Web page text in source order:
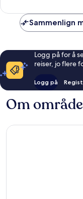
Sammenlign
Logg på for å
reiser, jo flere
Logg på
Om